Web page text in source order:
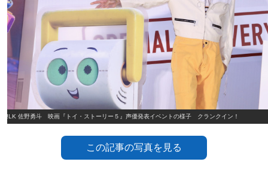
M!LK 佐野勇斗 映画『トイ・ストーリー５』声優発表イベントの様子 クランクイン！
この記事の写真を見る